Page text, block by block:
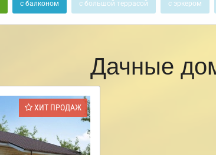
с балконом с большой террасой с эркером
Дачные
ХИТ ПРОДАЖ